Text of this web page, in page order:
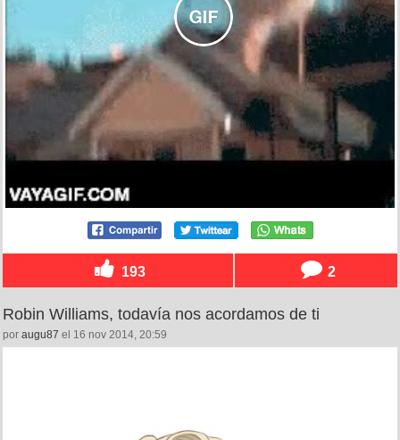
193 2
Robin Williams, todavía nos acordamos de ti
por augu87 el 16 nov 2014, 20:59